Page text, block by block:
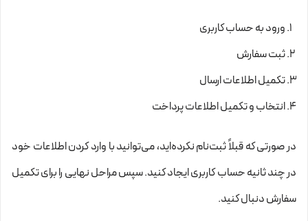
ورود به حساب کاربری
ثبت سفارش
تکمیل اطلاعات ارسال
انتخاب و تکمیل اطلاعات پرداخت
در صورتی که قبلاً ثبت‌نام نکرده‌اید، می‌توانید با وارد کردن اطلاعات خود
در چند ثانیه حساب کاربری ایجاد کنید. سپس مراحل نهایی را برای تکمیل
سفارش دنبال کنید.